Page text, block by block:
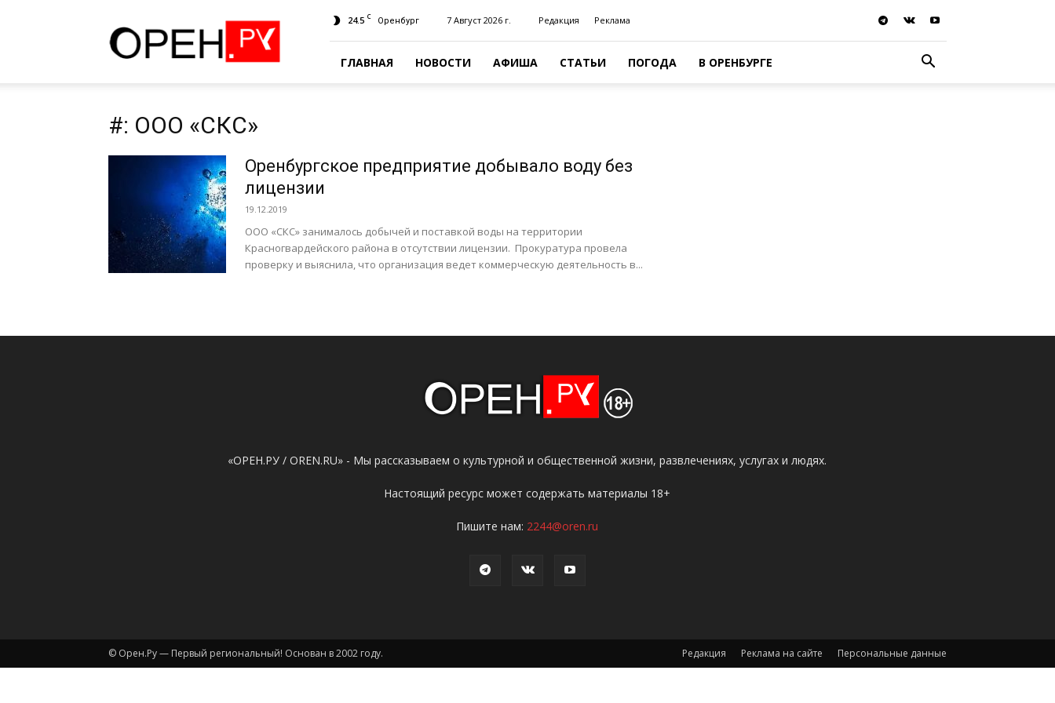
24.5 C Оренбург 7 Август 2026 г. Редакция Реклама
ГЛАВНАЯ НОВОСТИ АФИША СТАТЬИ ПОГОДА В ОРЕНБУРГЕ
#: ООО «СКС»
Оренбургское предприятие добывало воду без
лицензии
19.12.2019
ООО «СКС» занималось добычей и поставкой воды на территории
Красногвардейского района в отсутствии лицензии. Прокуратура провела
проверку и выяснила, что организация ведет коммерческую деятельность в...
«ОРЕН.РУ / OREN.RU» - Мы рассказываем о культурной и общественной жизни, развлечениях, услугах и людях.
Настоящий ресурс может содержать материалы 18+
Пишите нам: 2244@oren.ru
Редакция Реклама на сайте Персональные данные
© Орен.Ру — Первый региональный! Основан в 2002 году.